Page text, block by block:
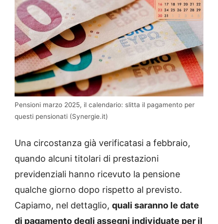
Pensioni marzo 2025, il calendario: slitta il pagamento per
questi pensionati (Synergie.it)
Una circostanza già verificatasi a febbraio,
quando alcuni titolari di prestazioni
previdenziali hanno ricevuto la pensione
qualche giorno dopo rispetto al previsto.
Capiamo, nel dettaglio, quali saranno le date
di pagamento degli assegni individuate per il